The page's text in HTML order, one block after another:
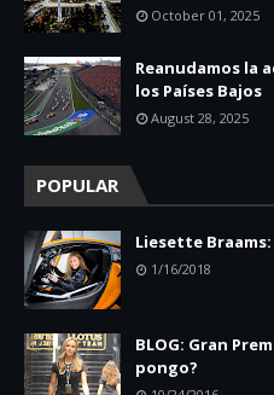
October 01, 2025
Reanudamos la
los Países Bajos
August 28, 2025
POPULAR
Liesette
1/16/2018
BLOG: Gran
pongo?